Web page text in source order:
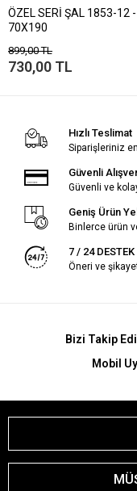
ÖZEL SERİ ŞAL 1853-12 -
70X190
899,00 TL
730,00 TL
Hızlı Teslimat
Siparişleriniz
Güvenli
Güvenli ve
Geniş Ürün
Binlerce ürün
7 / 24 DESTEK
Öneri ve
Bizi Takip
Mobil